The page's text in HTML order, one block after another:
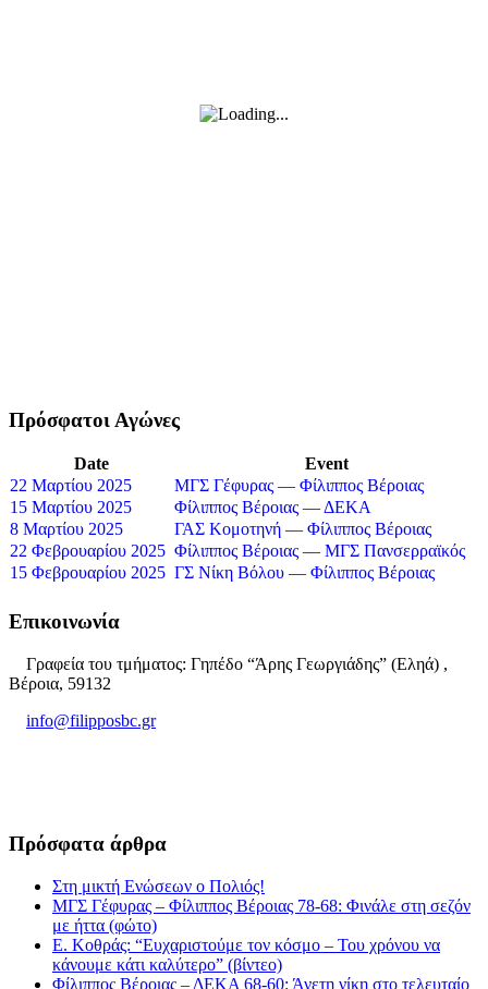
Πρόσφατοι Αγώνες
Date
Event
22 Μαρτίου 2025
ΜΓΣ Γέφυρας — Φίλιππος Βέροιας
15 Μαρτίου 2025
Φίλιππος Βέροιας — ΔΕΚΑ
8 Μαρτίου 2025
ΓΑΣ Κομοτηνή — Φίλιππος Βέροιας
22 Φεβρουαρίου 2025 Φίλιππος Βέροιας — ΜΓΣ Πανσερραϊκός
15 Φεβρουαρίου 2025 ΓΣ Νίκη Βόλου — Φίλιππος Βέροιας
Επικοινωνία
Γραφεία του τμήματος: Γηπέδο “Άρης Γεωργιάδης” (Εληά) ,
Βέροια, 59132
info@filipposbc.gr
Πρόσφατα άρθρα
Στη μικτή Ενώσεων ο Πολιός!
ΜΓΣ Γέφυρας – Φίλιππος Βέροιας 78-68: Φινάλε στη σεζόν
με ήττα (φώτο)
Ε. Κοθράς: “Ευχαριστούμε τον κόσμο – Του χρόνου να
κάνουμε κάτι καλύτερο” (βίντεο)
Φίλιππος Βέροιας – ΔΕΚΑ 68-60: Άνετη νίκη στο τελευταίο